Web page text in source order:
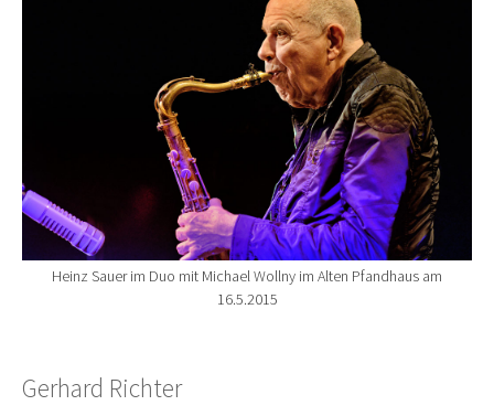
Heinz Sauer im Duo mit Michael Wollny im Alten Pfandhaus am
16.5.2015
Gerhard Richter